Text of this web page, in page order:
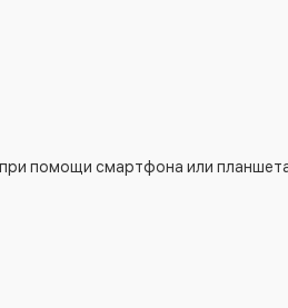
помощи смартфона или